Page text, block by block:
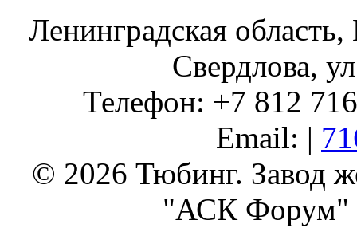
Ленинградская
Свердлова,
Телефон: +7 812
Email: |
© 2026 Тюбинг. Завод
"АСК Форум"